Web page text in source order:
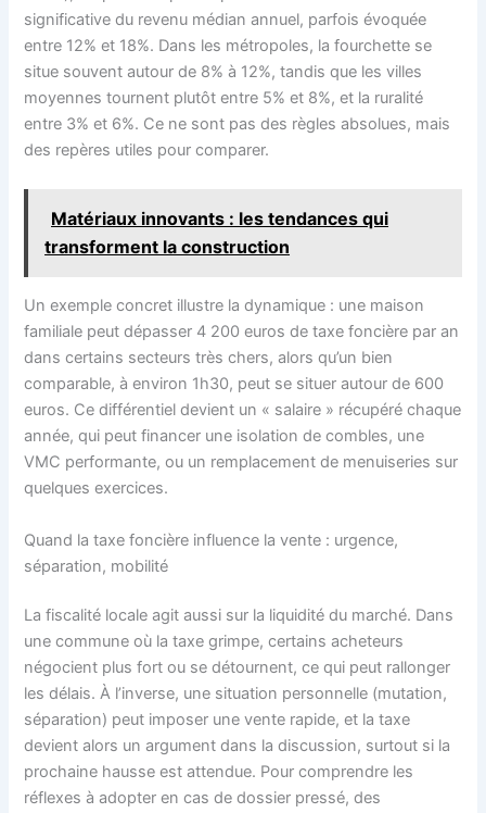
significative du revenu médian annuel, parfois évoquée
entre 12% et 18%. Dans les métropoles, la fourchette se
situe souvent autour de 8% à 12%, tandis que les villes
moyennes tournent plutôt entre 5% et 8%, et la ruralité
entre 3% et 6%. Ce ne sont pas des règles absolues, mais
des repères utiles pour comparer.
Matériaux innovants : les tendances qui
transforment la construction
Un exemple concret illustre la dynamique : une maison
familiale peut dépasser 4 200 euros de taxe foncière par an
dans certains secteurs très chers, alors qu’un bien
comparable, à environ 1h30, peut se situer autour de 600
euros. Ce différentiel devient un « salaire » récupéré chaque
année, qui peut financer une isolation de combles, une
VMC performante, ou un remplacement de menuiseries sur
quelques exercices.
Quand la taxe foncière influence la vente : urgence,
séparation, mobilité
La fiscalité locale agit aussi sur la liquidité du marché. Dans
une commune où la taxe grimpe, certains acheteurs
négocient plus fort ou se détournent, ce qui peut rallonger
les délais. À l’inverse, une situation personnelle (mutation,
séparation) peut imposer une vente rapide, et la taxe
devient alors un argument dans la discussion, surtout si la
prochaine hausse est attendue. Pour comprendre les
réflexes à adopter en cas de dossier pressé, des